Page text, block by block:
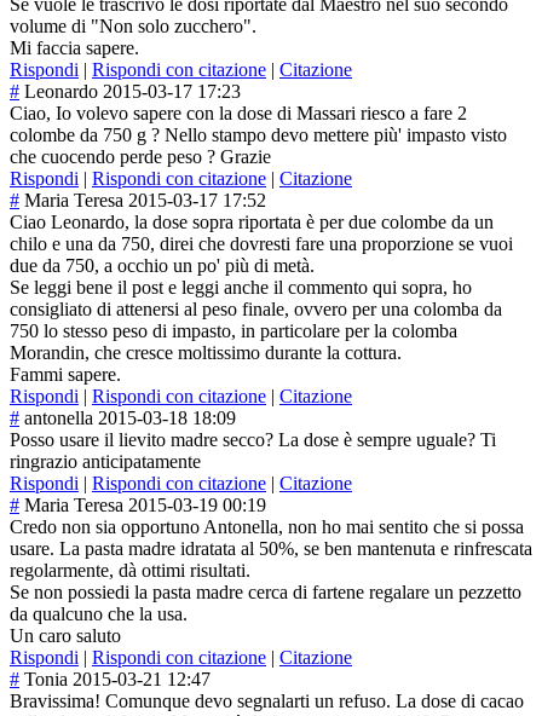
Se vuole le trascrivo le dosi riportate dal Maestro nel suo secondo
volume di "Non solo zucchero".
Mi faccia sapere.
Rispondi | Rispondi con citazione | Citazione
# Leonardo 2015-03-17 17:23
Ciao, Io volevo sapere con la dose di Massari riesco a fare 2
colombe da 750 g ? Nello stampo devo mettere più' impasto visto
che cuocendo perde peso ? Grazie
Rispondi | Rispondi con citazione | Citazione
# Maria Teresa 2015-03-17 17:52
Ciao Leonardo, la dose sopra riportata è per due colombe da un
chilo e una da 750, direi che dovresti fare una proporzione se vuoi
due da 750, a occhio un po' più di metà.
Se leggi bene il post e leggi anche il commento qui sopra, ho
consigliato di attenersi al peso finale, ovvero per una colomba da
750 lo stesso peso di impasto, in particolare per la colomba
Morandin, che cresce moltissimo durante la cottura.
Fammi sapere.
Rispondi | Rispondi con citazione | Citazione
# antonella 2015-03-18 18:09
Posso usare il lievito madre secco? La dose è sempre uguale? Ti
ringrazio anticipatamente
Rispondi | Rispondi con citazione | Citazione
# Maria Teresa 2015-03-19 00:19
Credo non sia opportuno Antonella, non ho mai sentito che si possa
usare. La pasta madre idratata al 50%, se ben mantenuta e rinfrescata
regolarmente, dà ottimi risultati.
Se non possiedi la pasta madre cerca di fartene regalare un pezzetto
da qualcuno che la usa.
Un caro saluto
Rispondi | Rispondi con citazione | Citazione
# Tonia 2015-03-21 12:47
Bravissima! Comunque devo segnalarti un refuso. La dose di cacao